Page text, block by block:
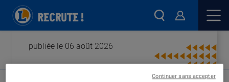
publiée le 06 août 2026
Continuer sans accepter